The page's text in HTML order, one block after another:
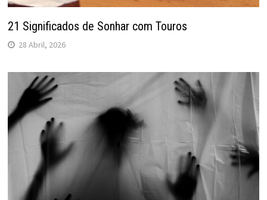
21 Significados de Sonhar com Touros
28 Abril, 2026